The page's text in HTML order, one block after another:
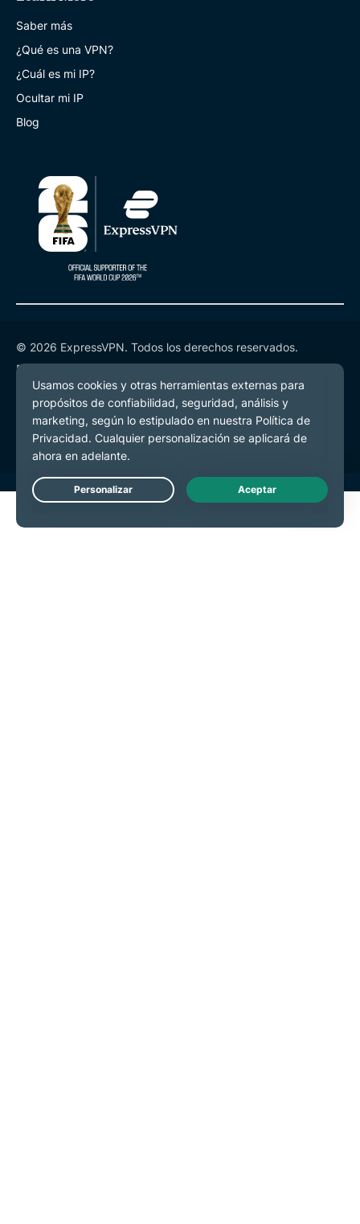
Saber más
¿Qué es una VPN?
¿Cuál es mi IP?
Ocultar mi IP
Blog
© 2026 ExpressVPN. Todos los derechos reservados.
Política de Privacidad
Términos de Servicio
Preferencias de cookies
Live Chat